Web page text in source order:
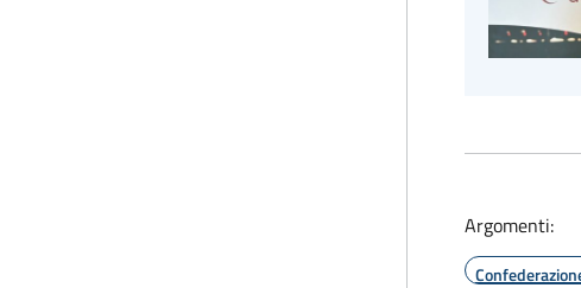
Argomenti: